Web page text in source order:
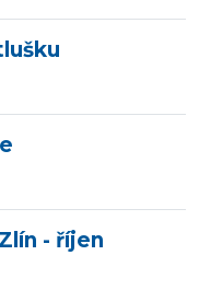
- říjen